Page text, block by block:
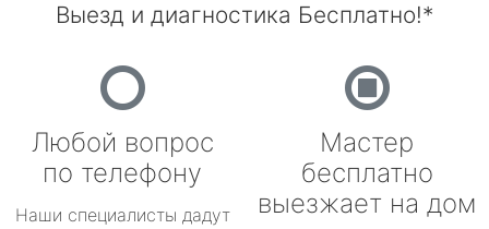
Выезд и диагностика Бесплатно!*
Любой вопрос
по телефону
Наши специалисты дадут
Мастер
бесплатно
выезжает на дом